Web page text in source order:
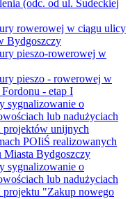
(odc. od ul. Sudeckiej
rowerowej w ciągu ulicy
Bydgoszczy
pieszo-rowerowej w
pieszo - rowerowej w
- etap I
sygnalizowanie o
lub nadużyciach
projektów unijnych
POIiŚ realizowanych
Bydgoszczy
sygnalizowanie o
lub nadużyciach
projektu "Zakup nowego